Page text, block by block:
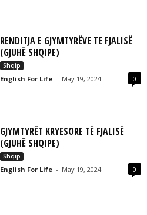
RENDITJA E GJYMTYRËVE TE FJALISË
(GJUHË SHQIPE)
Shqip
English For Life - May 19, 2024 0
GJYMTYRËT KRYESORE TË FJALISË
(GJUHË SHQIPE)
Shqip
English For Life - May 19, 2024 0